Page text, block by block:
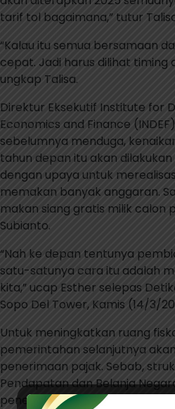
tarif tol bagaimana,” tutur
“Kalau itu semua bersamaan
cepat. Jadi harus dilihat timing
ungkap Talisa.
Direktur Eksekutif Institute for
Economics and Finance
sebelumnya menduga,
tahun depan itu akan
dengan upaya untuk
memakan banyak anggaran.
makan siang gratis milik calon
Subianto.
“Nah ke depan tentunya
satu-satunya cara itu adalah
kita,” ucap Esther selepas
Sopo Del Tower, Kamis (14/3/
Untuk meningkatkan ruang
pemerintahan selanjutnya
penerimaan pajak. Sebab,
Pendapatan dan Belanja
penerimaan pajak.